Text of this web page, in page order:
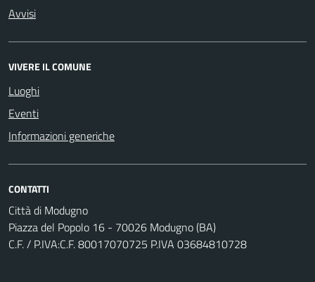
Avvisi
VIVERE IL COMUNE
Luoghi
Eventi
Informazioni generiche
CONTATTI
Città di Modugno
Piazza del Popolo 16 - 70026 Modugno (BA)
C.F. / P.IVA:C.F. 80017070725 P.IVA 03684810728